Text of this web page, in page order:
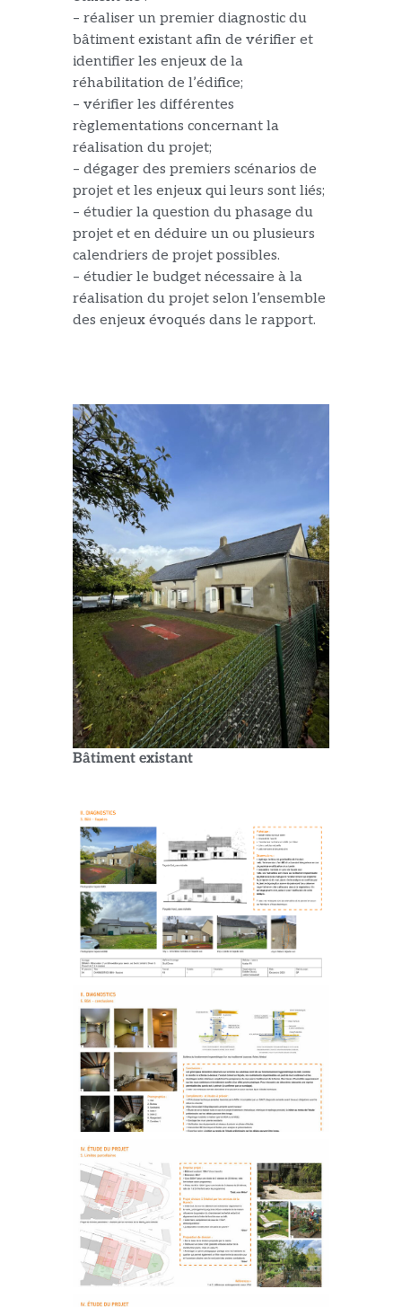
– réaliser un premier diagnostic du
bâtiment existant afin de vérifier et
identifier les enjeux de la
réhabilitation de l’édifice;
– vérifier les différentes
règlementations concernant la
réalisation du projet;
– dégager des premiers scénarios de
projet et les enjeux qui leurs sont liés;
– étudier la question du phasage du
projet et en déduire un ou plusieurs
calendriers de projet possibles.
– étudier le budget nécessaire à la
réalisation du projet selon l’ensemble
des enjeux évoqués dans le rapport.
Bâtiment existant